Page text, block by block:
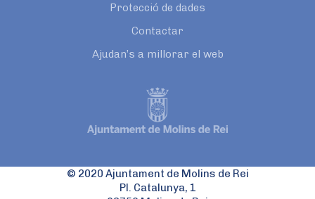
Protecció de dades
Contactar
Ajudan’s a millorar el web
© 2020 Ajuntament de Molins de Rei
Pl. Catalunya, 1